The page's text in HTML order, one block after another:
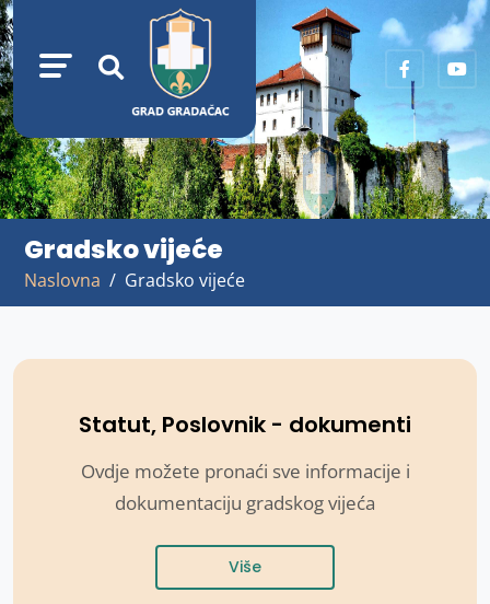
Gradsko vijeće
Naslovna Gradsko vijeće
Statut, Poslovnik - dokumenti
Ovdje možete pronaći sve informacije i
dokumentaciju gradskog vijeća
Više